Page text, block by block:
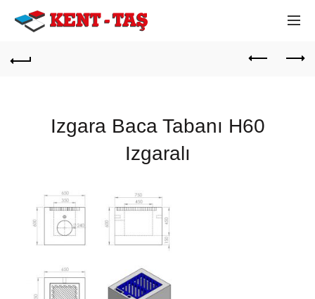
Izgara Baca Tabanı H60
Izgaralı